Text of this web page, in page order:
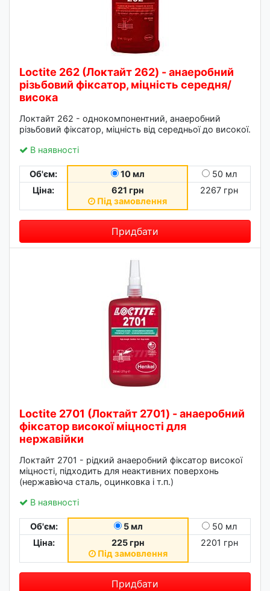
Loctite 262 (Локтайт 262) - анаеробний
різьбовий фіксатор, міцність середня/
висока
Локтайт 262 - однокомпонентний, анаеробний
різьбовий фіксатор, міцність від середньої до високої.
В наявності
Об'єм: 10 мл
50 мл
Ціна:
621 грн
Під замовлення
2267 грн
Придбати
Loctite 2701 (Локтайт 2701) - анаеробний
фіксатор високої міцності для
нержавійки
Локтайт 2701 - рідкий анаеробний фіксатор високої
міцності, підходить для неактивних поверхонь
(нержавіюча сталь, оцинковка і т.п.)
В наявності
Об'єм: 5 мл
50 мл
Ціна:
225 грн
Під замовлення
2201 грн
Придбати